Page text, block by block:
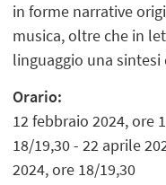
in forme narrative
musica, oltre che in
linguaggio una
Orario:
12 febbraio 2024, ore
18/19,30 - 22 aprile
2024, ore 18/19,30